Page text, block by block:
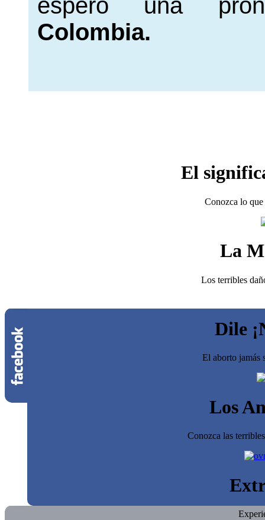
espero una
Colombia.
El
Conozca lo
La
Los terribles
Dile
El aborto jamás
Los
Conozca las